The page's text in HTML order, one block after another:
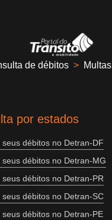
de débitos > Multas
por estados
seus débitos no Detran-DF
seus débitos no Detran-MG
seus débitos no Detran-PR
seus débitos no Detran-SC
seus débitos no Detran-PE